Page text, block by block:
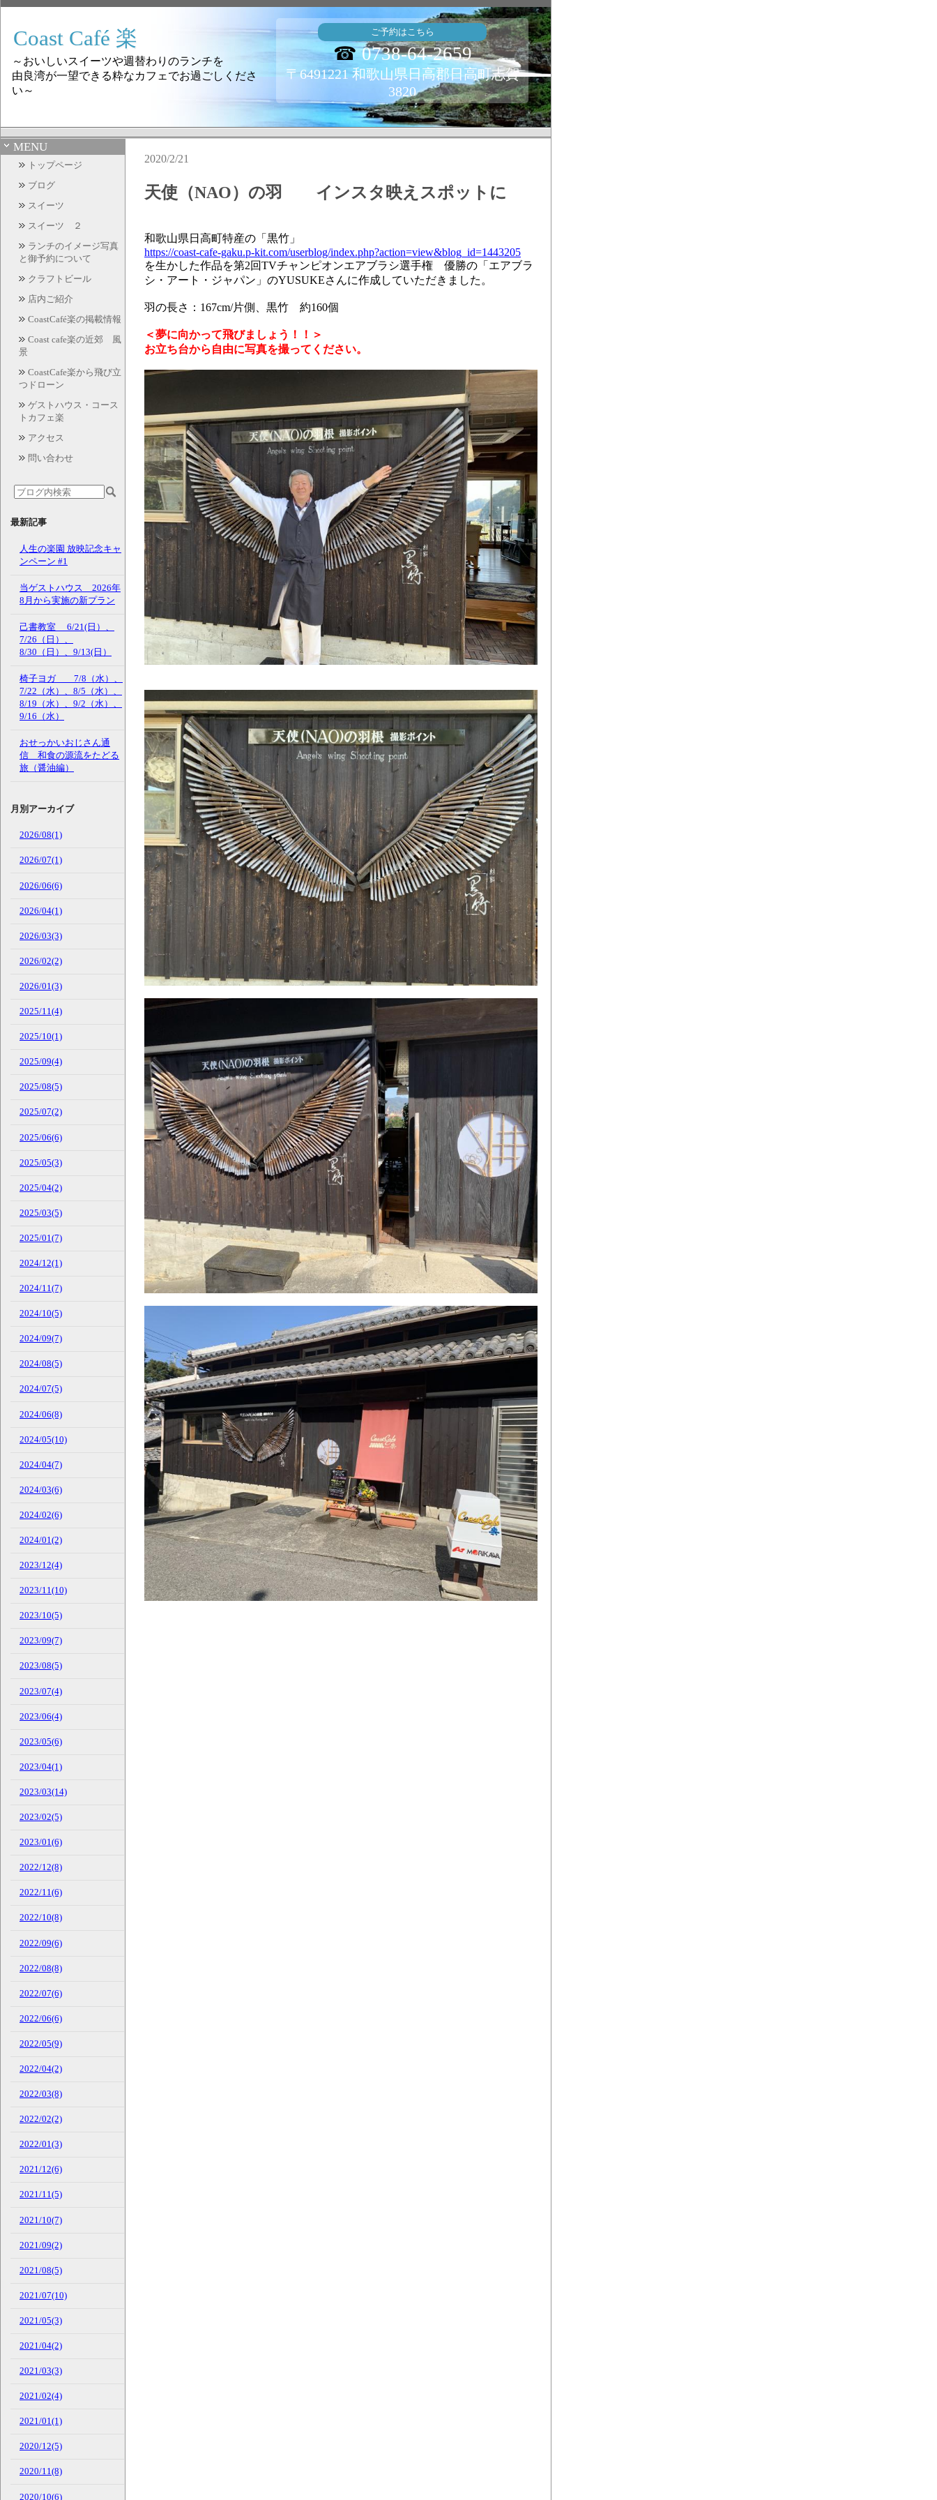
Coast Café 楽
～おいしいスイーツや週替わりのランチを
由良湾が一望できる粋なカフェでお過ごしくださ
い～
ご予約はこちら
☎0738-64-2659
〒6491221 和歌山県日高郡日高町志賀
3820
MENU
トップページ
ブログ
スイーツ
スイーツ ２
ランチのイメージ写真
と御予約について
クラフトビール
店内ご紹介
CoastCafé楽の掲載情報
Coast cafe楽の近郊 風
景
CoastCafe楽から飛び立
つドローン
ゲストハウス・コース
トカフェ楽
アクセス
問い合わせ
最新記事
人生の楽園 放映記念キャ
ンペーン #1
当ゲストハウス 2026年
8月から実施の新プラン
己書教室 6/21(日）、
7/26（日）、
8/30（日）、9/13(日）
椅子ヨガ 7/8（水）、
7/22（水）、8/5（水）、
8/19（水）、9/2（水）、
9/16（水）
おせっかいおじさん通
信 和食の源流をたどる
旅（醤油編）
月別アーカイブ
2026/08(1)
2026/07(1)
2026/06(6)
2026/04(1)
2026/03(3)
2026/02(2)
2026/01(3)
2025/11(4)
2025/10(1)
2025/09(4)
2025/08(5)
2025/07(2)
2025/06(6)
2025/05(3)
2025/04(2)
2025/03(5)
2025/01(7)
2024/12(1)
2024/11(7)
2024/10(5)
2024/09(7)
2024/08(5)
2024/07(5)
2024/06(8)
2024/05(10)
2024/04(7)
2024/03(6)
2024/02(6)
2024/01(2)
2023/12(4)
2023/11(10)
2023/10(5)
2023/09(7)
2023/08(5)
2023/07(4)
2023/06(4)
2023/05(6)
2023/04(1)
2023/03(14)
2023/02(5)
2023/01(6)
2022/12(8)
2022/11(6)
2022/10(8)
2022/09(6)
2022/08(8)
2022/07(6)
2022/06(6)
2022/05(9)
2022/04(2)
2022/03(8)
2022/02(2)
2022/01(3)
2021/12(6)
2021/11(5)
2021/10(7)
2021/09(2)
2021/08(5)
2021/07(10)
2021/05(3)
2021/04(2)
2021/03(3)
2021/02(4)
2021/01(1)
2020/12(5)
2020/11(8)
2020/10(6)
2020/2/21
天使（NAO）の羽 インスタ映えスポットに
和歌山県日高町特産の「黒竹」
https://coast-cafe-gaku.p-kit.com/userblog/index.php?action=view&blog_id=1443205
を生かした作品を第2回TVチャンピオンエアブラシ選手権 優勝の「エアブラ
シ・アート・ジャパン」のYUSUKEさんに作成していただきました。
羽の長さ：167cm/片側、黒竹 約160個
＜夢に向かって飛びましょう！！＞
お立ち台から自由に写真を撮ってください。